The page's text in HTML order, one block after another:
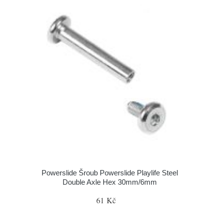
Powerslide Šroub Powerslide Playlife Steel
Double Axle Hex 30mm/6mm
61 Kč